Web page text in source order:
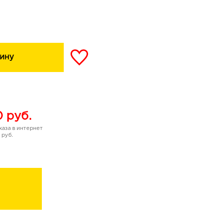
композиция, CI
лецитин,
руб.
в интернет
руб.